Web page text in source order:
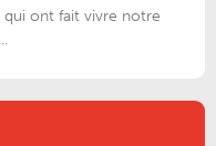
ont fait vivre notre